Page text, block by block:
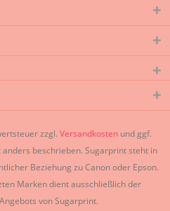
zzgl. Versandkosten und ggf.
beschrieben. Sugarprint steht in
Beziehung zu Canon oder Epson.
Marken dient ausschließlich der
von Sugarprint.